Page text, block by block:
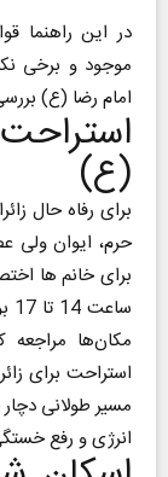
در این راهنما
موجود و برخی
امام رضا (ع)
(ع)
برای رفاه حال
حرم، ایوان
برای خانم ها
مکان‌ها
استراحت برای
مسیر طولانی
انرژی و رفع